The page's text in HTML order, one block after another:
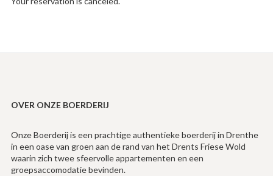
OVER ONZE BOERDERIJ
Onze Boerderij is een prachtige authentieke boerderij in Drenthe
in een oase van groen aan de rand van het Drents Friese Wold
waarin zich twee sfeervolle appartementen en een
groepsaccomodatie bevinden.